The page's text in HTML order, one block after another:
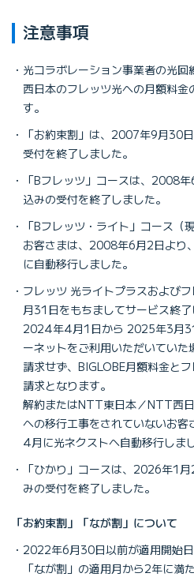
注意事項
光コラボレーション事業者の光
西日本のフレッツ光への月額料金
す。
「お約束割」は、2007年9月30
受付を終了しました。
「Bフレッツ」コースは、2008
込みの受付を終了しました。
「Bフレッツ・ライト」コース（
お客さまは、2008年6月2日より
に自動移行しました。
フレッツ 光ライトプラスおよび
月31日をもちましてサービス終了
2024年4月1日から 2025年3月
ーネットをご利用いただいてい
請求せず、BIGLOBE月額料金と
請求となります。
解約またはNTT東日本／NTT西
への移行工事をされていないお
4月に光ネクストへ自動移行しま
「ひかり」コースは、2026年1
みの受付を終了しました。
「お約束割」「なが割」について
2022年6月30日以前が適用開始
「なが割」の適用月から2年に満